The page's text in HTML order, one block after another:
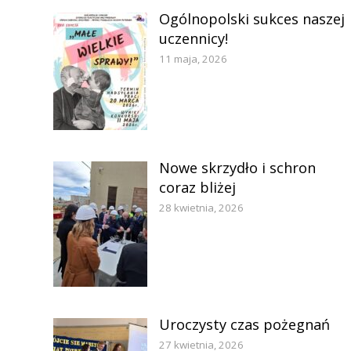
Ogólnopolski sukces naszej
uczennicy!
11 maja, 2026
Nowe skrzydło i schron
coraz bliżej
28 kwietnia, 2026
Uroczysty czas pożegnań
27 kwietnia, 2026